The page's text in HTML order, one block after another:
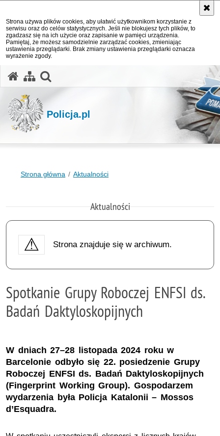
Strona używa plików cookies, aby ułatwić użytkownikom korzystanie z
serwisu oraz do celów statystycznych. Jeśli nie blokujesz tych plików, to
zgadzasz się na ich użycie oraz zapisanie w pamięci urządzenia.
Pamiętaj, że możesz samodzielnie zarządzać cookies, zmieniając
ustawienia przeglądarki. Brak zmiany ustawienia przeglądarki oznacza
wyrażenie zgody.
Policja.pl
Strona główna Aktualności
Aktualności
Strona znajduje się w archiwum.
Spotkanie Grupy Roboczej ENFSI ds.
Badań Daktyloskopijnych
W dniach 27–28 listopada 2024 roku w
Barcelonie odbyło się 22. posiedzenie Grupy
Roboczej ENFSI ds. Badań Daktyloskopijnych
(Fingerprint Working Group). Gospodarzem
wydarzenia była Policja Katalonii – Mossos
d’Esquadra.